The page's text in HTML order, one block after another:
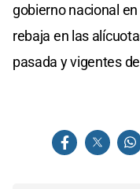
gobierno nacional
rebaja en las
pasada y vigentes